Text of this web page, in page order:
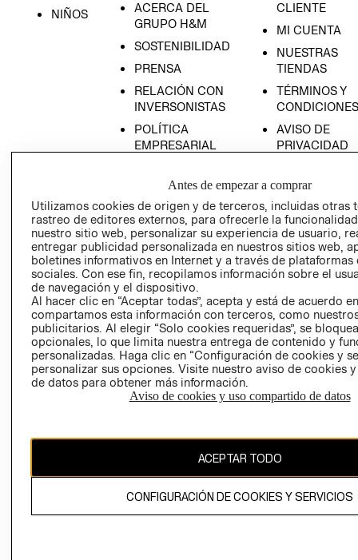
NIÑOS
ACERCA DEL
GRUPO H&M
SOSTENIBILIDAD
PRENSA
RELACIÓN CON
INVERSONISTAS
POLÍTICA
EMPRESARIAL
CLIENTE
MI CUENTA
NUESTRAS
TIENDAS
TÉRMINOS Y
CONDICIONES
AVISO DE
PRIVACIDAD
AVISO DE
COOKIES
LIBRO DE
Ecuador ($)
CAMBIAR REGIÓN
El contenido de esta página web está protegido por copyright y es
Antes de empezar a comprar
Utilizamos cookies de origen y de terceros, incluidas otras
rastreo de editores externos, para ofrecerle la
nuestro sitio web, personalizar su experiencia de usuario,
entregar publicidad personalizada en nuestros sitios web,
boletines informativos en Internet y a través de plataformas
sociales. Con ese fin, recopilamos información sobre el
de navegación y el dispositivo.
Al hacer clic en “Aceptar todas”, acepta y está de acuerdo
compartamos esta información con terceros, como
publicitarios. Al elegir “Solo cookies requeridas”, se
opcionales, lo que limita nuestra entrega de contenido y
personalizadas. Haga clic en “Configuración de cookies y
personalizar sus opciones. Visite nuestro aviso de cookies
de datos para obtener más información.
Aviso de cookies y uso compartido de datos
ACEPTAR TODO
CONFIGURACIÓN DE COOKIES Y SERVICIOS